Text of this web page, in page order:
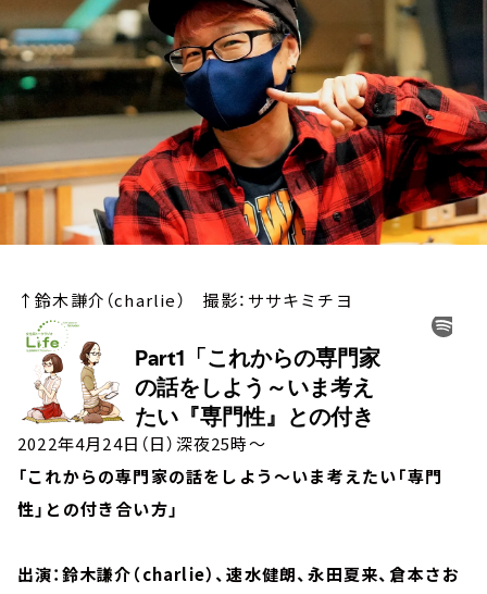
↑鈴木謙介（charlie） 撮影：ササキミチヨ
2022年4月24日（日）深夜25時～
「これからの専門家の話をしよう～いま考えたい「専門
性」との付き合い方」
出演：鈴木謙介（charlie）、速水健朗、永田夏来、倉本さお